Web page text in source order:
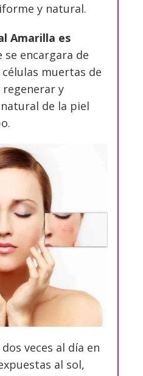
y natural.
Amarilla es
se encargara de
muertas de
y
de la piel
veces al día en
al sol,